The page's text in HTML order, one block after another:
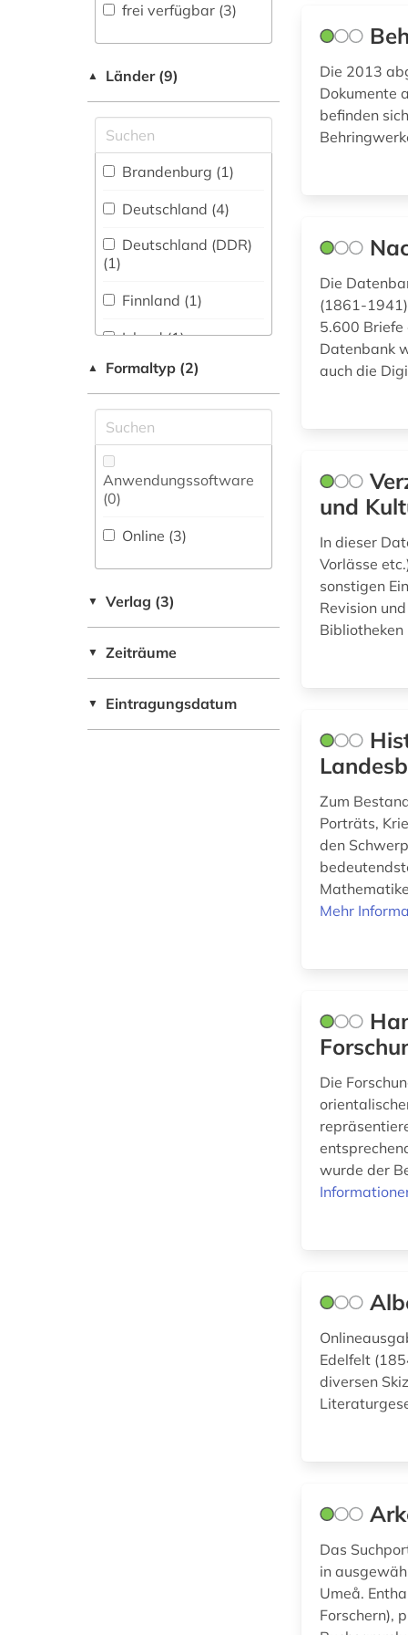
Forschung, Hochschul-,
faksimile (1)
finnland (1)
forschungsbibliothek
(1)
frankfurter schule (1)
friedrich (1)
gertrud (1)
geschichte (1)
grammatik (1)
handschrift (2)
historischer
materialismus (1)
inventar (2)
(4
(0
Portal (3)
Sammlung Nicht-
Textueller-Materialien
(6
Volltextdatenbank
(9
Nachschlagwerk (0
Zeitungs-,
Zeitschriftenbibliographie
(0
frei verfügbar (3)
▲ Länder (9)
Brandenburg (1)
Deutschland (4)
Deutschland (DDR)
(1)
Finnland (1)
Island (1)
Niedersachsen (1)
Oesterreich (2)
Schweden (2)
USA (1)
▲ Formaltyp (2)
Anwendungssoftware
(0)
Online (3)
▼ Verlag (3)
▼ Zeiträume
▼ Eintragungsdatum
Die 2013
Dokumente
befinden
Die
(1861-
5.600
Datenbank
auch die
und
In dieser
Vorlässe
sonstigen
Revision
Bibliotheken
Zum
Porträts,
den
Mehr
Die
wurde der
Edelfelt
diversen
Das
in
Umeå.
Forschern),